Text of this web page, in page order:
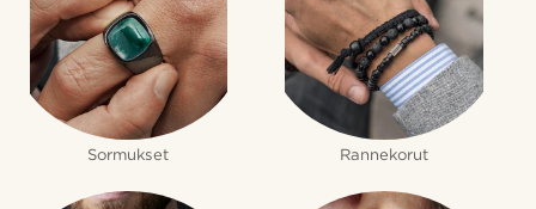
Sormukset Rannekorut